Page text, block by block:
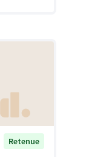
Retenue